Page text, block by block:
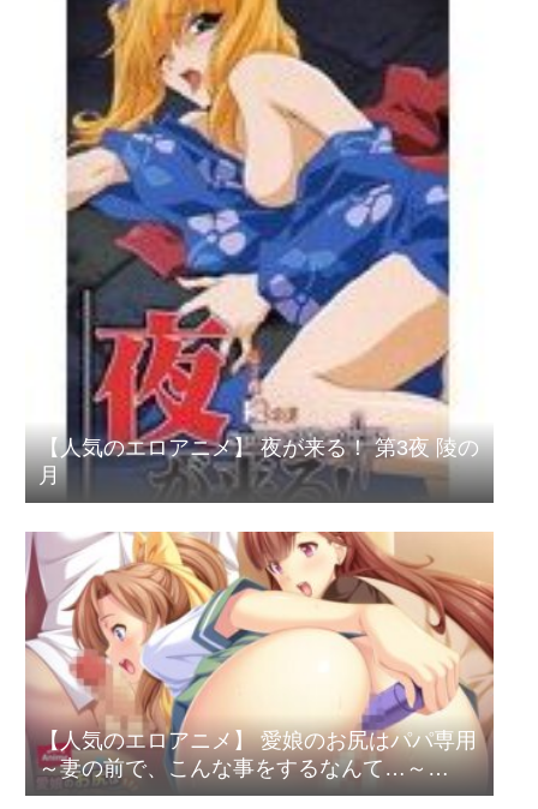
【人気のエロアニメ】 夜が来る！ 第3夜 陵の
月
【人気のエロアニメ】 愛娘のお尻はパパ専用
～妻の前で、こんな事をするなんて…～
PLAY MOVIE